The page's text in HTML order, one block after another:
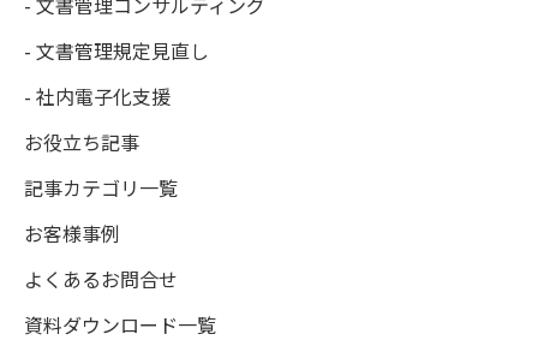
- 文書管理規定見直し
- 社内電子化支援
お役立ち記事
記事カテゴリ一覧
お客様事例
よくあるお問合せ
資料ダウンロード一覧